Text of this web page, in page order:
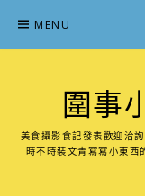
content
MENU
圍事
美食攝影食記發表歡迎洽
時不時裝文青寫寫小東西